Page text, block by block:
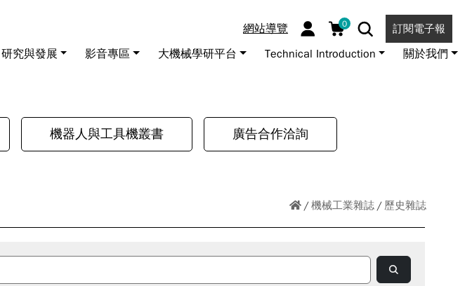
網站導覽 0 訂閱電子報
研究與發展 影音專區 大機械學研平台 Technical Introduction 關於我們
機器人與工具機叢書 廣告合作洽詢
機械工業雜誌 歷史雜誌